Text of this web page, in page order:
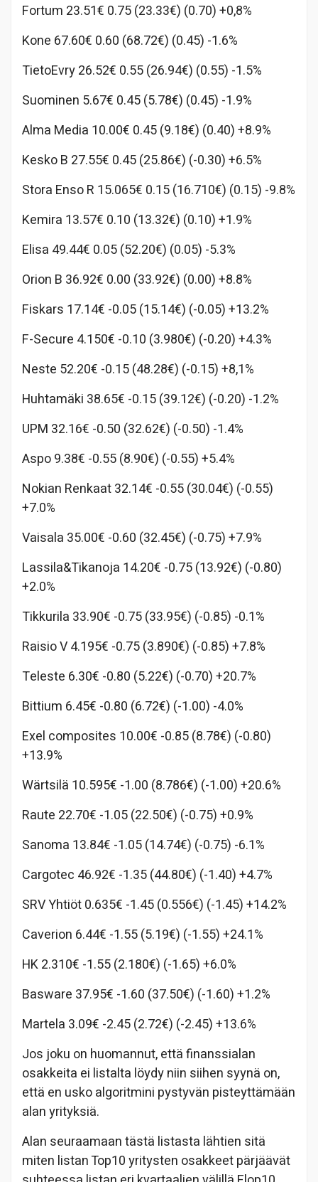
Fortum 23.51€ 0.75 (23.33€) (0.70) +0,8%
Kone 67.60€ 0.60 (68.72€) (0.45) -1.6%
TietoEvry 26.52€ 0.55 (26.94€) (0.55) -1.5%
Suominen 5.67€ 0.45 (5.78€) (0.45) -1.9%
Alma Media 10.00€ 0.45 (9.18€) (0.40) +8.9%
Kesko B 27.55€ 0.45 (25.86€) (-0.30) +6.5%
Stora Enso R 15.065€ 0.15 (16.710€) (0.15) -9.8%
Kemira 13.57€ 0.10 (13.32€) (0.10) +1.9%
Elisa 49.44€ 0.05 (52.20€) (0.05) -5.3%
Orion B 36.92€ 0.00 (33.92€) (0.00) +8.8%
Fiskars 17.14€ -0.05 (15.14€) (-0.05) +13.2%
F-Secure 4.150€ -0.10 (3.980€) (-0.20) +4.3%
Neste 52.20€ -0.15 (48.28€) (-0.15) +8,1%
Huhtamäki 38.65€ -0.15 (39.12€) (-0.20) -1.2%
UPM 32.16€ -0.50 (32.62€) (-0.50) -1.4%
Aspo 9.38€ -0.55 (8.90€) (-0.55) +5.4%
Nokian Renkaat 32.14€ -0.55 (30.04€) (-0.55)
+7.0%
Vaisala 35.00€ -0.60 (32.45€) (-0.75) +7.9%
Lassila&Tikanoja 14.20€ -0.75 (13.92€) (-0.80)
+2.0%
Tikkurila 33.90€ -0.75 (33.95€) (-0.85) -0.1%
Raisio V 4.195€ -0.75 (3.890€) (-0.85) +7.8%
Teleste 6.30€ -0.80 (5.22€) (-0.70) +20.7%
Bittium 6.45€ -0.80 (6.72€) (-1.00) -4.0%
Exel composites 10.00€ -0.85 (8.78€) (-0.80)
+13.9%
Wärtsilä 10.595€ -1.00 (8.786€) (-1.00) +20.6%
Raute 22.70€ -1.05 (22.50€) (-0.75) +0.9%
Sanoma 13.84€ -1.05 (14.74€) (-0.75) -6.1%
Cargotec 46.92€ -1.35 (44.80€) (-1.40) +4.7%
SRV Yhtiöt 0.635€ -1.45 (0.556€) (-1.45) +14.2%
Caverion 6.44€ -1.55 (5.19€) (-1.55) +24.1%
HK 2.310€ -1.55 (2.180€) (-1.65) +6.0%
Basware 37.95€ -1.60 (37.50€) (-1.60) +1.2%
Martela 3.09€ -2.45 (2.72€) (-2.45) +13.6%
Jos joku on huomannut, että finanssialan
osakkeita ei listalta löydy niin siihen syynä on,
että en usko algoritmini pystyvän pisteyttämään
alan yrityksiä.
Alan seuraamaan tästä listasta lähtien sitä
miten listan Top10 yritysten osakkeet pärjäävät